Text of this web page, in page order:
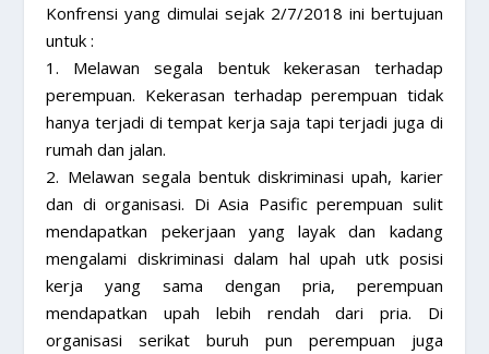
Konfrensi yang dimulai sejak 2/7/2018 ini bertujuan
untuk :
1. Melawan segala bentuk kekerasan terhadap
perempuan. Kekerasan terhadap perempuan tidak
hanya terjadi di tempat kerja saja tapi terjadi juga di
rumah dan jalan.
2. Melawan segala bentuk diskriminasi upah, karier
dan di organisasi. Di Asia Pasific perempuan sulit
mendapatkan pekerjaan yang layak dan kadang
mengalami diskriminasi dalam hal upah utk posisi
kerja yang sama dengan pria, perempuan
mendapatkan upah lebih rendah dari pria. Di
organisasi serikat buruh pun perempuan juga